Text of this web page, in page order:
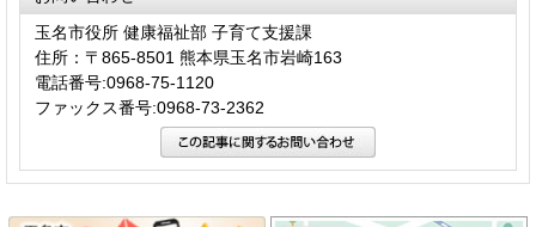
玉名市役所 健康福祉部 子育て支援課
住所：〒865-8501 熊本県玉名市岩崎163
電話番号:0968-75-1120
ファックス番号:0968-73-2362